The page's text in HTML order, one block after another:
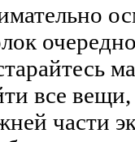
все
части